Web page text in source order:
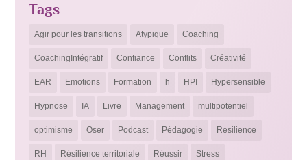
Tags
Agir pour les transitions Atypique Coaching
CoachingIntégratif Confiance Conflits Créativité
EAR Emotions Formation h HPI Hypersensible
Hypnose IA Livre Management multipotentiel
optimisme Oser Podcast Pédagogie Resilience
RH Résilience territoriale Réussir Stress